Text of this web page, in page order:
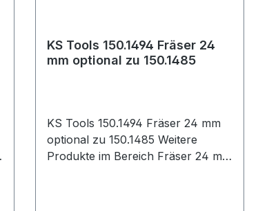
KS Tools 150.1494 Fräser 24
mm optional zu 150.1485
KS Tools 150.1494 Fräser 24 mm
optional zu 150.1485 Weitere
Produkte im Bereich Fräser 24 mm